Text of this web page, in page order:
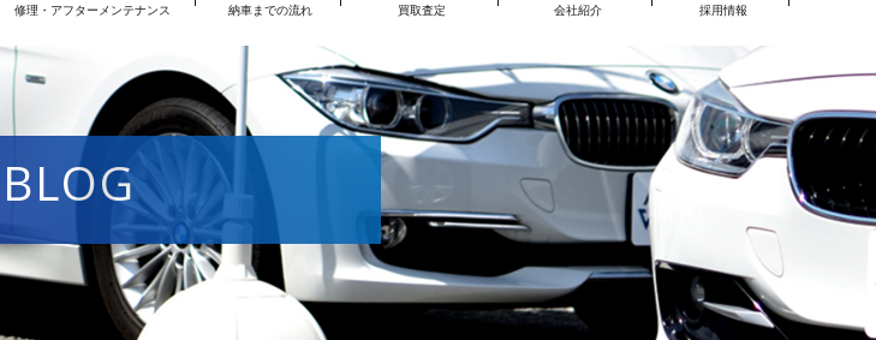
修理・アフターメンテナンス 納車までの流れ 買取査定 会社紹介 採用情報
BLOG